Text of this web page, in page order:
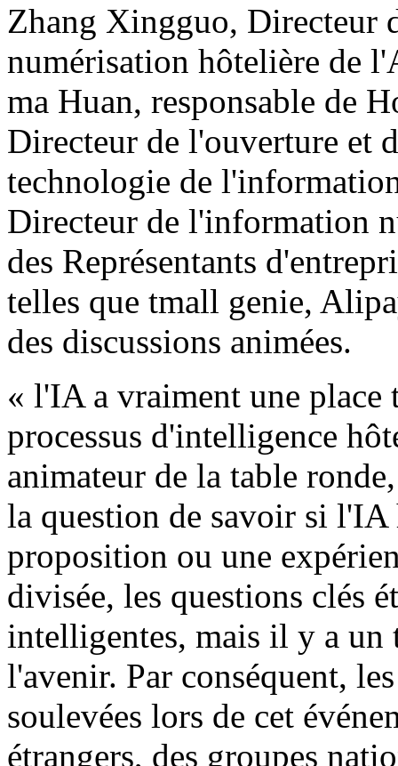
Zhang Xingguo, Directeur
numérisation hôtelière de
ma Huan, responsable de
Directeur de l'ouverture et
technologie de
Directeur de l'information
des Représentants
telles que tmall genie,
des discussions animées.
« l'IA a vraiment une place
processus d'intelligence
animateur de la table
la question de savoir si l'IA
proposition ou une
divisée, les questions clés
intelligentes, mais il y a un
l'avenir. Par conséquent,
soulevées lors de cet
étrangers, des groupes